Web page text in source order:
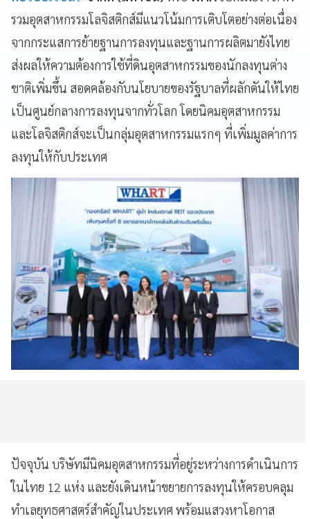
รวมอุตสาหกรรมโลจิสติกส์มีแนวโน้มการเติบโตอย่างต่อเนื่อง
จากกระแสการย้ายฐานการลงทุนและฐานการผลิตมายังไทย
ส่งผลให้ความต้องการใช้ที่ดินอุตสาหกรรมของนักลงทุนต่าง
ชาติเพิ่มขึ้น สอดคล้องกับนโยบายของรัฐบาลที่ผลักดันให้ไทย
เป็นศูนย์กลางการลงทุนจากทั่วโลก โดยนิคมอุตสาหกรรม
และโลจิสติกส์จะเป็นกลุ่มอุตสาหกรรมแรกๆ ที่เพิ่มมูลค่าการ
ลงทุนให้กับประเทศ
ปัจจุบัน บริษัทมีนิคมอุตสาหกรรมที่อยู่ระหว่างการดำเนินการ
ในไทย 12 แห่ง และยังเดินหน้าขยายการลงทุนให้ครอบคลุม
ทำเลยุทธศาสตร์สำคัญในประเทศ พร้อมแสวงหาโอกาส